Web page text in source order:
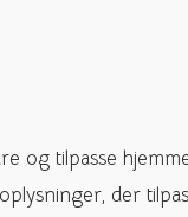
og tilpasse
der